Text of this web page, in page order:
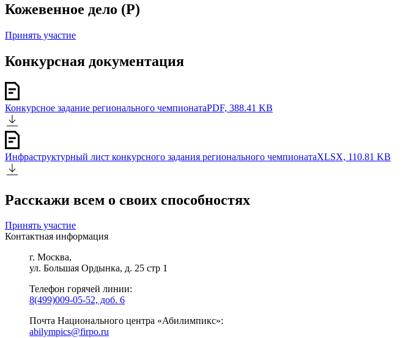
Кожевенное дело (Р)
Принять участие
Конкурсная документация
Конкурсное задание регионального чемпионатаPDF, 388.41 KB
Инфраструктурный лист конкурсного задания регионального чемпионатаXLSX, 110.81 KB
Расскажи всем о своих способностях
Принять участие
Контактная информация
г. Москва,
ул. Большая Ордынка, д. 25 стр 1
Телефон горячей линии:
8(499)009-05-52, доб. 6
Почта Национального центра «Абилимпикс»:
abilympics@firpo.ru